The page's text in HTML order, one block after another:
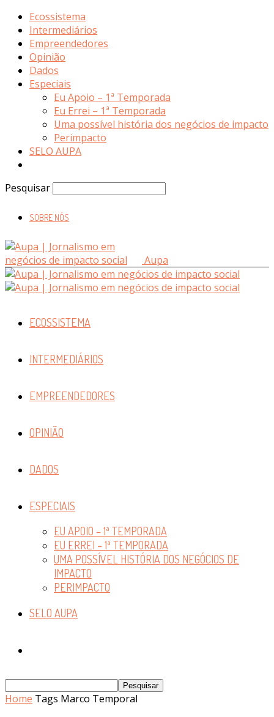
Ecossistema
Intermediários
Empreendedores
Opinião
Dados
Especiais
Eu Apoio – 1ª Temporada
Eu Errei – 1ª Temporada
Uma possível história dos negócios de impacto
Perimpacto
SELO AUPA
Pesquisar
SOBRE NÓS
Aupa
ECOSSISTEMA
INTERMEDIÁRIOS
EMPREENDEDORES
OPINIÃO
DADOS
ESPECIAIS
EU APOIO – 1ª TEMPORADA
EU ERREI – 1ª TEMPORADA
UMA POSSÍVEL HISTÓRIA DOS NEGÓCIOS DE
IMPACTO
PERIMPACTO
SELO AUPA
Home Tags Marco Temporal